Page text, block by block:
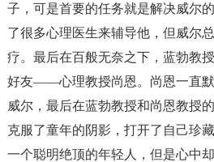
子，可是首要的任务就是解决威尔
了很多心理医生来辅导他，但威尔
疗。最后在百般无奈之下，蓝勃教
好友——心理教授尚恩。尚恩一直
威尔，最后在蓝勃教授和尚恩教授
克服了童年的阴影，打开了自己珍
一个聪明绝顶的年轻人，但是心中